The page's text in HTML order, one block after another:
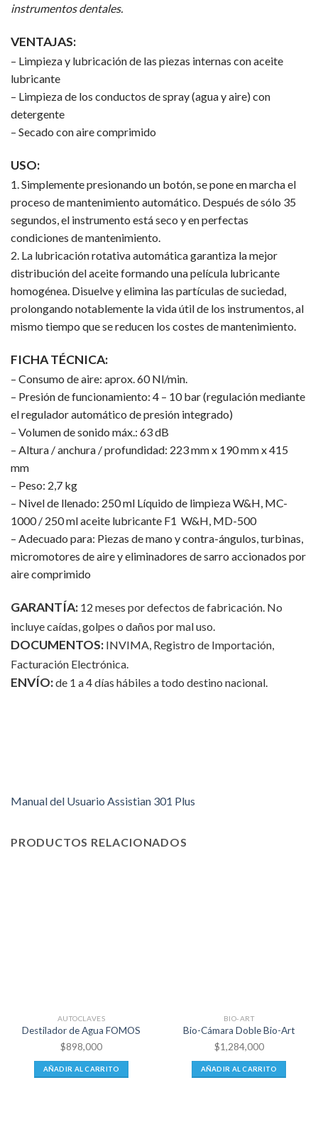
instrumentos dentales.
VENTAJAS:
– Limpieza y lubricación de las piezas internas con aceite
lubricante
– Limpieza de los conductos de spray (agua y aire) con
detergente
– Secado con aire comprimido
USO:
1. Simplemente presionando un botón, se pone en marcha el
proceso de mantenimiento automático. Después de sólo 35
segundos, el instrumento está seco y en perfectas
condiciones de mantenimiento.
2. La lubricación rotativa automática garantiza la mejor
distribución del aceite formando una película lubricante
homogénea. Disuelve y elimina las partículas de suciedad,
prolongando notablemente la vida útil de los instrumentos, al
mismo tiempo que se reducen los costes de mantenimiento.
FICHA TÉCNICA:
– Consumo de aire: aprox. 60 Nl/min.
– Presión de funcionamiento: 4 – 10 bar (regulación mediante
el regulador automático de presión integrado)
– Volumen de sonido máx.: 63 dB
– Altura / anchura / profundidad: 223 mm x 190 mm x 415
mm
– Peso: 2,7 kg
– Nivel de llenado: 250 ml Líquido de limpieza W&H, MC-
1000 / 250 ml aceite lubricante F1 W&H, MD-500
– Adecuado para: Piezas de mano y contra-ángulos, turbinas,
micromotores de aire y eliminadores de sarro accionados por
aire comprimido
GARANTÍA: 12 meses por defectos de fabricación. No
incluye caídas, golpes o daños por mal uso.
DOCUMENTOS: INVIMA, Registro de Importación,
Facturación Electrónica.
ENVÍO:de 1 a 4 días hábiles a todo destino nacional.
Manual del Usuario Assistian 301 Plus
PRODUCTOS RELACIONADOS
AUTOCLAVES
Destilador de Agua FOMOS
$898,000
AÑADIR AL CARRITO
BIO-ART
Bio-Cámara Doble Bio-Art
$1,284,000
AÑADIR AL CARRITO